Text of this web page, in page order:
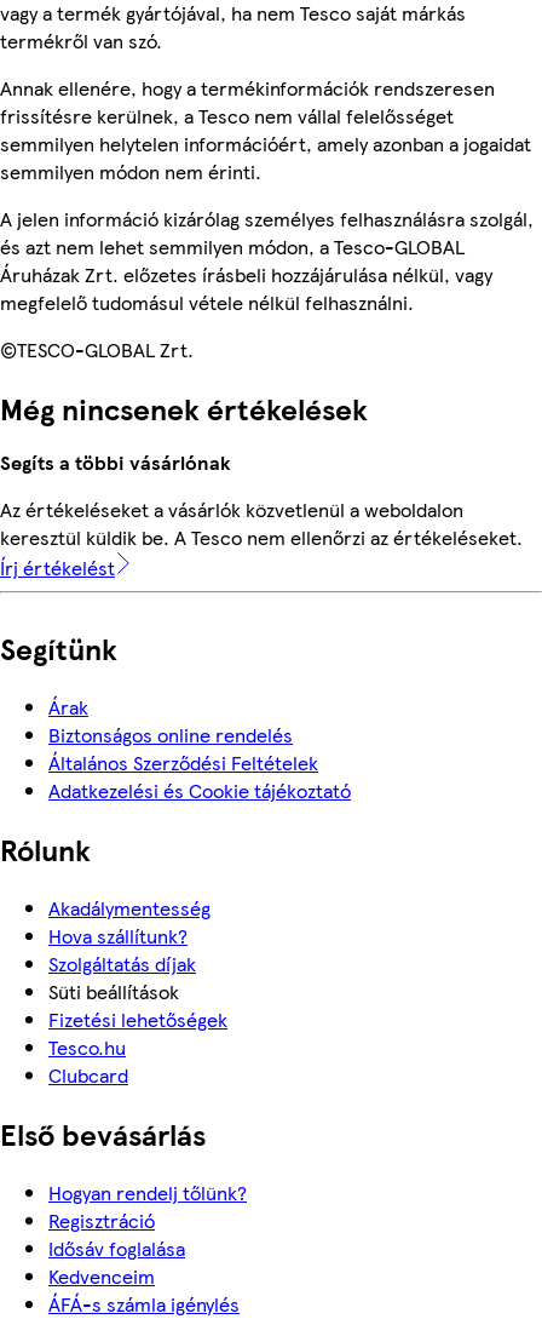
vagy a termék gyártójával, ha nem Tesco saját márkás
termékről van szó.
Annak ellenére, hogy a termékinformációk rendszeresen
frissítésre kerülnek, a Tesco nem vállal felelősséget
semmilyen helytelen információért, amely azonban a jogaidat
semmilyen módon nem érinti.
A jelen információ kizárólag személyes felhasználásra szolgál,
és azt nem lehet semmilyen módon, a Tesco-GLOBAL
Áruházak Zrt. előzetes írásbeli hozzájárulása nélkül, vagy
megfelelő tudomásul vétele nélkül felhasználni.
©TESCO-GLOBAL Zrt.
Még nincsenek értékelések
Segíts a többi vásárlónak
Az értékeléseket a vásárlók közvetlenül a weboldalon
keresztül küldik be. A Tesco nem ellenőrzi az értékeléseket.
Írj értékelést
Segítünk
Árak
Biztonságos online rendelés
Általános Szerződési Feltételek
Adatkezelési és Cookie tájékoztató
Rólunk
Akadálymentesség
Hova szállítunk?
Szolgáltatás díjak
Süti beállítások
Fizetési lehetőségek
Tesco.hu
Clubcard
Első bevásárlás
Hogyan rendelj tőlünk?
Regisztráció
Idősáv foglalása
Kedvenceim
ÁFÁ-s számla igénylés